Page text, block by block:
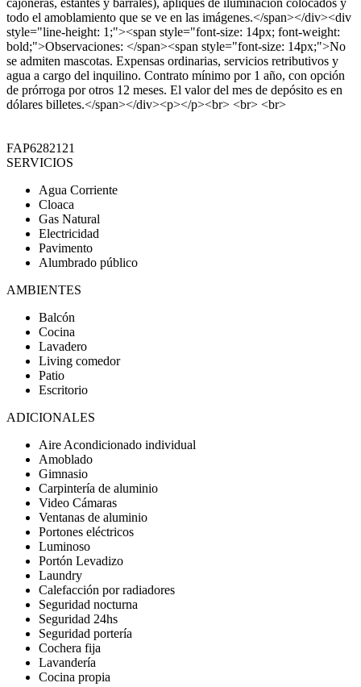
cajoneras, estantes y barrales), apliques de iluminación colocados y
todo el amoblamiento que se ve en las imágenes.</span></div><div
style="line-height: 1;"><span style="font-size: 14px; font-weight:
bold;">Observaciones: </span><span style="font-size: 14px;">No
se admiten mascotas. Expensas ordinarias, servicios retributivos y
agua a cargo del inquilino. Contrato mínimo por 1 año, con opción
de prórroga por otros 12 meses. El valor del mes de depósito es en
dólares billetes.</span></div><p></p><br> <br> <br>
FAP6282121
SERVICIOS
Agua Corriente
Cloaca
Gas Natural
Electricidad
Pavimento
Alumbrado público
AMBIENTES
Balcón
Cocina
Lavadero
Living comedor
Patio
Escritorio
ADICIONALES
Aire Acondicionado individual
Amoblado
Gimnasio
Carpintería de aluminio
Video Cámaras
Ventanas de aluminio
Portones eléctricos
Luminoso
Portón Levadizo
Laundry
Calefacción por radiadores
Seguridad nocturna
Seguridad 24hs
Seguridad portería
Cochera fija
Lavandería
Cocina propia